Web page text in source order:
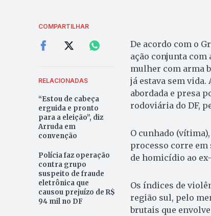
COMPARTILHAR
RELACIONADAS
“Estou de cabeça
erguida e pronto
para a eleição”, diz
Arruda em
convenção
Polícia faz operação
contra grupo
suspeito de fraude
eletrônica que
causou prejuízo de R$
94 mil no DF
De acordo com o
ação conjunta
mulher com arma
já estava sem
abordada e presa
rodoviária do DF,
O cunhado
processo corre
de homicídio ao
Os índices de
região sul, pelo
brutais que